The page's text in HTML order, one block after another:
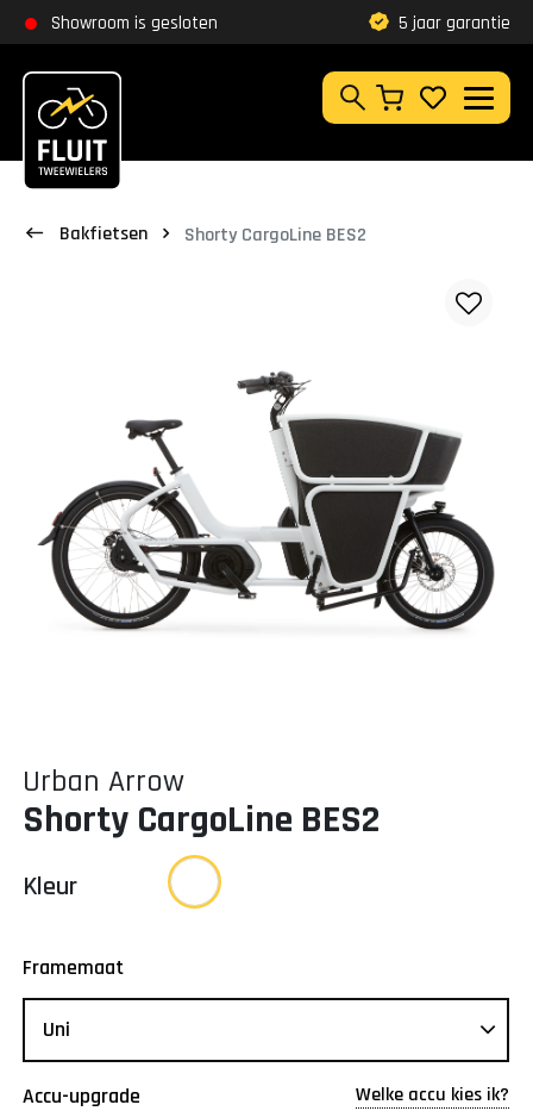
Zoeken
Zoeken
Showroom is gesloten
Klantbeoordeling9,8 5 jaar garantie
Bakfietsen Shorty CargoLine BES2
Urban Arrow
Shorty CargoLine BES2
Kleur
Framemaat
Accu-upgrade Welke accu kies ik?